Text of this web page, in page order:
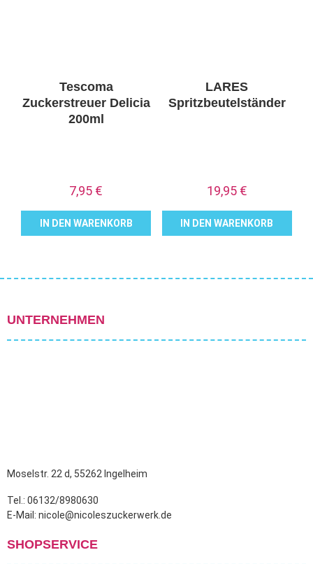
Tescoma
Zuckerstreuer Delicia
200ml
7,95 €
IN DEN WARENKORB
LARES
Spritzbeutelständer
19,95 €
IN DEN WARENKORB
UNTERNEHMEN
Moselstr. 22 d, 55262 Ingelheim
Tel.: 06132/8980630
E-Mail: nicole@nicoleszuckerwerk.de
SHOPSERVICE